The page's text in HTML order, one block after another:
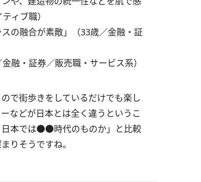
ィブ職）
の融合が素敵」（33歳／金融・証
融・証券／販売職・サービス系）
で街歩きをしているだけでも楽し
などが日本とは全く違うというこ
日本では●●時代のものか」と比較
りそうですね。